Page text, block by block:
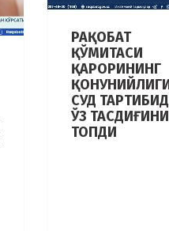
РАҚОБАТ
ҚЎМИТАСИ
ҚАРОРИНИНГ
СУД
ЎЗ ТАСДИҒИНИ
ТОПДИ